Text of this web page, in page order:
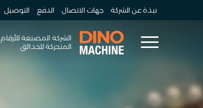
نبذة عن الشركة جهات الاتصال الدفع التوصيل
الشركة المصنعة للأرقام
المتحركة للحدائق